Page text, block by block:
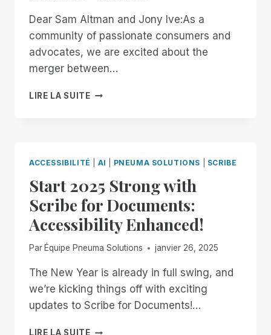
Dear Sam Altman and Jony Ive:As a
community of passionate consumers and
advocates, we are excited about the
merger between…
LIRE LA SUITEAN
AND
JONY
IVE:
BUILDING
AN
ACCESSIBLE
FUTURE
TOGETHER
ACCESSIBILITÉ AI PNEUMA SOLUTIONS SCRIBE
Start 2025 Strong with
Scribe for Documents:
Accessibility Enhanced!
Par Équipe Pneuma Solutions janvier 26, 2025
The New Year is already in full swing, and
we’re kicking things off with exciting
updates to Scribe for Documents!…
LIRE LA SUITESTART